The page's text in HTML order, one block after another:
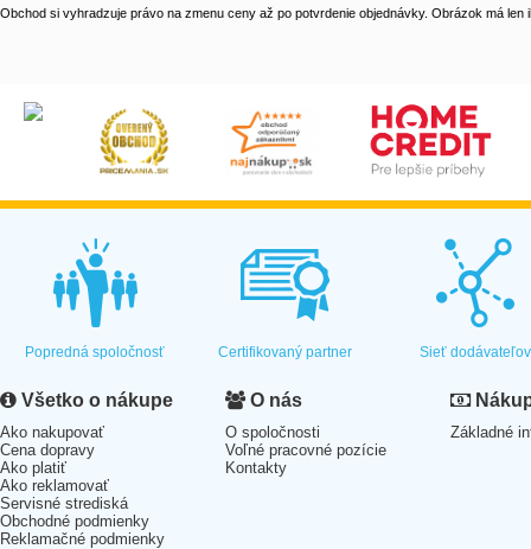
Obchod si vyhradzuje právo na zmenu ceny až po potvrdenie objednávky. Obrázok má len
Popredná spoločnosť Certifikovaný partner Sieť dodávateľov
Všetko o nákupe
Ako nakupovať
Cena dopravy
Ako platiť
Ako reklamovať
Servisné strediská
Obchodné podmienky
Reklamačné podmienky
O nás
O spoločnosti
Voľné pracovné pozície
Kontakty
Základné